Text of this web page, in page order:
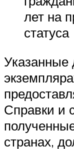
лет на
статуса
Указанные
Справки и
странах,